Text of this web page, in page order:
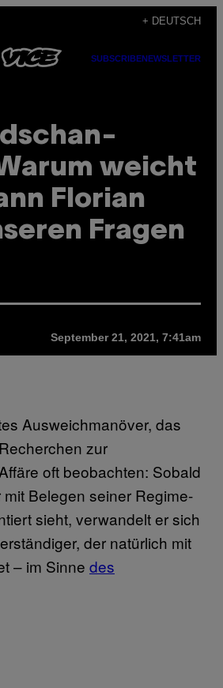
+ DEUTSCH
SUBSCRIBENEWSLETTER
weicht
Florian
Fragen
September 21, 2021, 7:41am
Ausweichmanöver, das
zur
oft beobachten: Sobald
Belegen seiner Regime-
sieht, verwandelt er sich
der natürlich mit
– im Sinne des